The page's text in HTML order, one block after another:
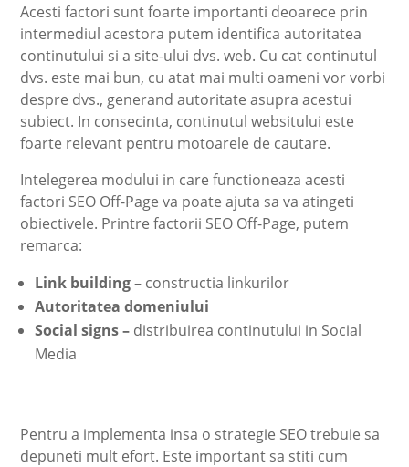
Acesti factori sunt foarte importanti deoarece prin
intermediul acestora putem identifica autoritatea
continutului si a site-ului dvs. web. Cu cat continutul
dvs. este mai bun, cu atat mai multi oameni vor vorbi
despre dvs., generand autoritate asupra acestui
subiect. In consecinta, continutul websitului este
foarte relevant pentru motoarele de cautare.
Intelegerea modului in care functioneaza acesti
factori SEO Off-Page va poate ajuta sa va atingeti
obiectivele. Printre factorii SEO Off-Page, putem
remarca:
Link building – constructia linkurilor
Autoritatea domeniului
Social signs – distribuirea continutului in Social
Media
Pentru a implementa insa o strategie SEO trebuie sa
depuneti mult efort. Este important sa stiti cum